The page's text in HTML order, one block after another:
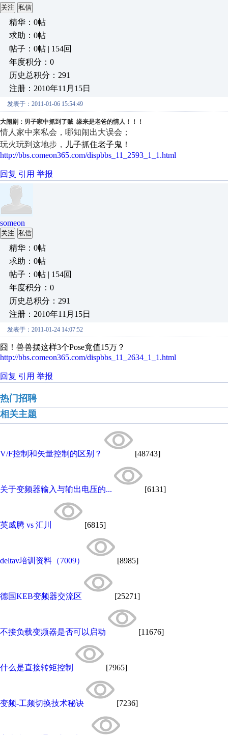
关注 私信
精华：0帖
求助：0帖
帖子：0帖 | 154回
年度积分：0
历史总积分：291
注册：2010年11月15日
发表于：2011-01-06 15:54:49
大闹剧：男子家中抓到了贼 缘来是老爸的情人！！！
情人家中来私会，哪知闹出大误会；
玩火玩到这地步，
儿子抓住老子鬼！
http://bbs.comeon365.com/dispbbs_11_2593_1_1.html
回复 引用 举报
someon
关注 私信
精华：0帖
求助：0帖
帖子：0帖 | 154回
年度积分：0
历史总积分：291
注册：2010年11月15日
发表于：2011-01-24 14:07:52
囧！兽兽摆这样3个Pose竟值15万？
http://bbs.comeon365.com/dispbbs_11_2634_1_1.html
回复 引用 举报
热门招聘
相关主题
V/F控制和矢量控制的区别？ [48743]
关于变频器输入与输出电压的... [6131]
英威腾 vs 汇川 [6815]
deltav培训资料（7009） [8985]
德国KEB变频器交流区 [25271]
不接负载变频器是否可以启动 [11676]
什么是直接转矩控制 [7965]
变频-工频切换技术秘诀 [7236]